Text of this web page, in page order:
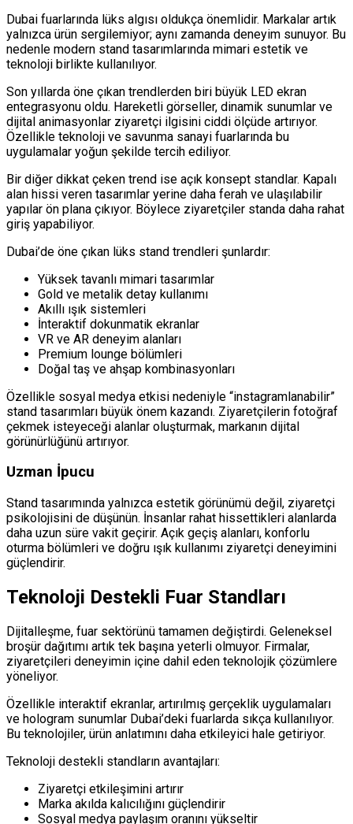
Dubai fuarlarında lüks algısı oldukça önemlidir. Markalar artık
yalnızca ürün sergilemiyor; aynı zamanda deneyim sunuyor. Bu
nedenle modern stand tasarımlarında mimari estetik ve
teknoloji birlikte kullanılıyor.
Son yıllarda öne çıkan trendlerden biri büyük LED ekran
entegrasyonu oldu. Hareketli görseller, dinamik sunumlar ve
dijital animasyonlar ziyaretçi ilgisini ciddi ölçüde artırıyor.
Özellikle teknoloji ve savunma sanayi fuarlarında bu
uygulamalar yoğun şekilde tercih ediliyor.
Bir diğer dikkat çeken trend ise açık konsept standlar. Kapalı
alan hissi veren tasarımlar yerine daha ferah ve ulaşılabilir
yapılar ön plana çıkıyor. Böylece ziyaretçiler standa daha rahat
giriş yapabiliyor.
Dubai’de öne çıkan lüks stand trendleri şunlardır:
Yüksek tavanlı mimari tasarımlar
Gold ve metalik detay kullanımı
Akıllı ışık sistemleri
İnteraktif dokunmatik ekranlar
VR ve AR deneyim alanları
Premium lounge bölümleri
Doğal taş ve ahşap kombinasyonları
Özellikle sosyal medya etkisi nedeniyle “instagramlanabilir”
stand tasarımları büyük önem kazandı. Ziyaretçilerin fotoğraf
çekmek isteyeceği alanlar oluşturmak, markanın dijital
görünürlüğünü artırıyor.
Uzman İpucu
Stand tasarımında yalnızca estetik görünümü değil, ziyaretçi
psikolojisini de düşünün. İnsanlar rahat hissettikleri alanlarda
daha uzun süre vakit geçirir. Açık geçiş alanları, konforlu
oturma bölümleri ve doğru ışık kullanımı ziyaretçi deneyimini
güçlendirir.
Teknoloji Destekli Fuar Standları
Dijitalleşme, fuar sektörünü tamamen değiştirdi. Geleneksel
broşür dağıtımı artık tek başına yeterli olmuyor. Firmalar,
ziyaretçileri deneyimin içine dahil eden teknolojik çözümlere
yöneliyor.
Özellikle interaktif ekranlar, artırılmış gerçeklik uygulamaları
ve hologram sunumlar Dubai’deki fuarlarda sıkça kullanılıyor.
Bu teknolojiler, ürün anlatımını daha etkileyici hale getiriyor.
Teknoloji destekli standların avantajları:
Ziyaretçi etkileşimini artırır
Marka akılda kalıcılığını güçlendirir
Sosyal medya paylaşım oranını yükseltir